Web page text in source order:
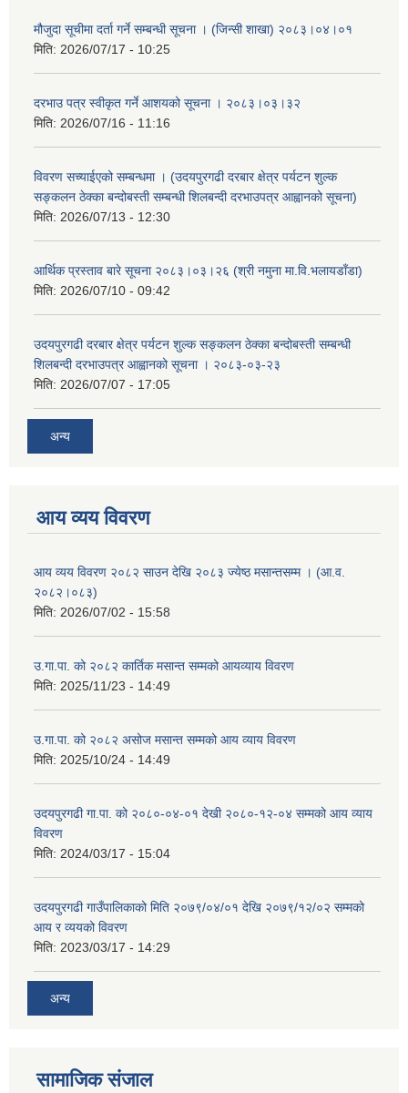
मौजुदा सूचीमा दर्ता गर्ने सम्बन्धी सूचना । (जिन्सी शाखा) २०८३।०४।०१
मिति: 2026/07/17 - 10:25
दरभाउ पत्र स्वीकृत गर्ने आशयको सूचना । २०८३।०३।३२
मिति: 2026/07/16 - 11:16
विवरण सच्याईएको सम्बन्धमा । (उदयपुरगढी दरबार क्षेत्र पर्यटन शुल्क
सङ्कलन ठेक्का बन्दोबस्ती सम्बन्धी शिलबन्दी दरभाउपत्र आह्वानको सूचना)
मिति: 2026/07/13 - 12:30
आर्थिक प्रस्ताव बारे सूचना २०८३।०३।२६ (श्री नमुना मा.वि.भलायडाँडा)
मिति: 2026/07/10 - 09:42
उदयपुरगढी दरबार क्षेत्र पर्यटन शुल्क सङ्कलन ठेक्का बन्दोबस्ती सम्बन्धी
शिलबन्दी दरभाउपत्र आह्वानको सूचना । २०८३-०३-२३
मिति: 2026/07/07 - 17:05
अन्य
आय व्यय विवरण
आय व्यय विवरण २०८२ साउन देखि २०८३ ज्येष्ठ मसान्तसम्म । (आ.व.
२०८२।०८३)
मिति: 2026/07/02 - 15:58
उ.गा.पा. को २०८२ कार्तिक मसान्त सम्मको आयव्याय विवरण
मिति: 2025/11/23 - 14:49
उ.गा.पा. को २०८२ असोज मसान्त सम्मको आय व्याय विवरण
मिति: 2025/10/24 - 14:49
उदयपुरगढी गा.पा. को २०८०-०४-०१ देखी २०८०-१२-०४ सम्मको आय व्याय
विवरण
मिति: 2024/03/17 - 15:04
उदयपुरगढी गाउँपालिकाको मिति २०७९/०४/०१ देखि २०७९/१२/०२ सम्मको
आय र व्ययको विवरण
मिति: 2023/03/17 - 14:29
अन्य
सामाजिक संजाल